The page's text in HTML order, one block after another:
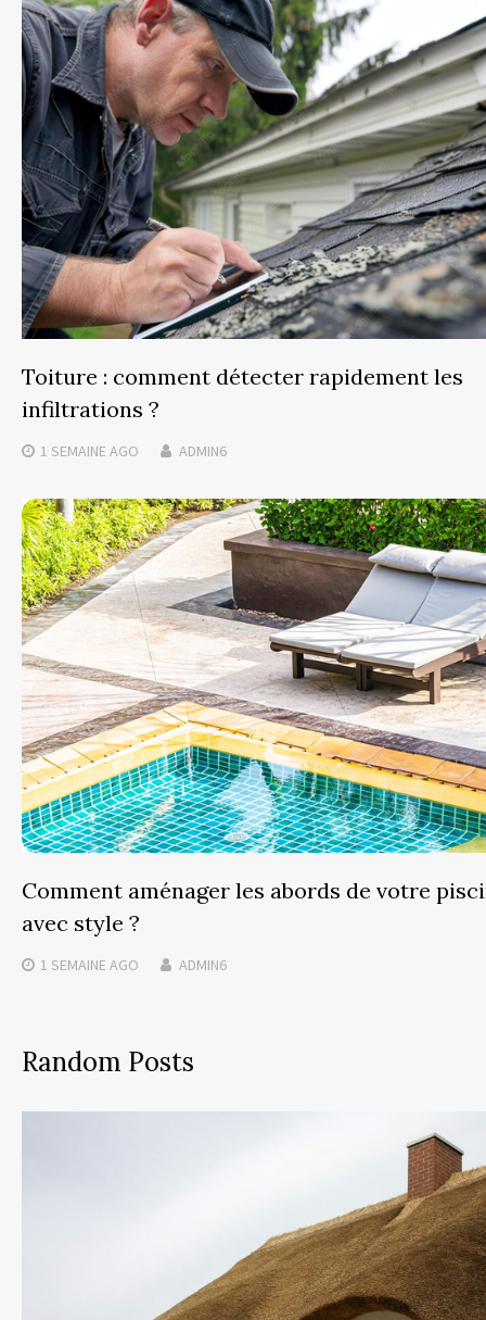
Toiture : comment détecter rapidement les
infiltrations ?
1 SEMAINE AGO ADMIN6
Comment aménager les abords de votre
avec style ?
1 SEMAINE AGO ADMIN6
Random Posts